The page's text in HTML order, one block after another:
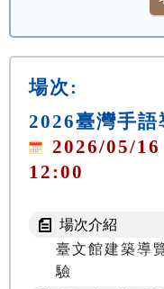
場次:
2026臺灣手
2026/05/
12:00
場次介紹
臺文館建築導
驗